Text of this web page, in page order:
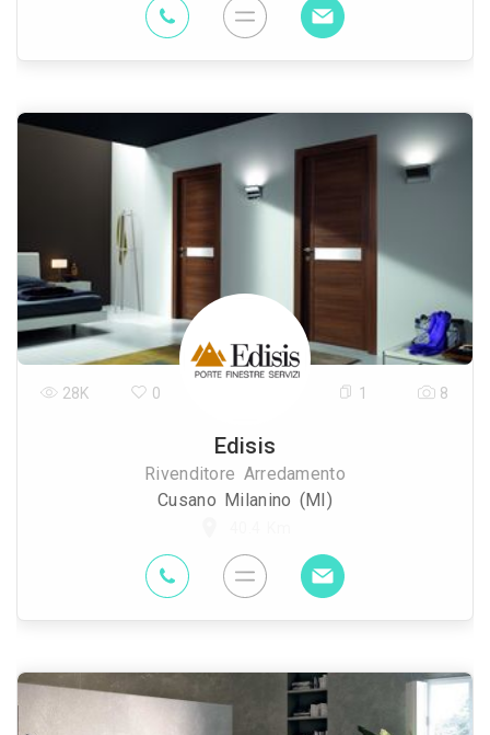
Edisis
Rivenditore Arredamento
Cusano Milanino (MI)
28K 0 1 8